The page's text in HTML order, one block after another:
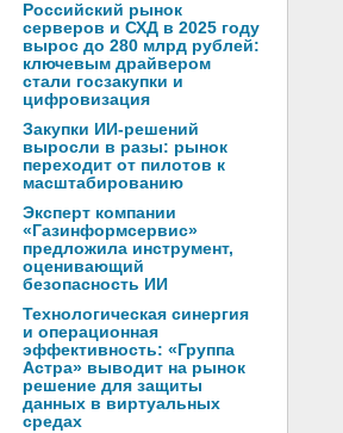
Российский рынок
серверов и СХД в 2025 году
вырос до 280 млрд рублей:
ключевым драйвером
стали госзакупки и
цифровизация
Закупки ИИ-решений
выросли в разы: рынок
переходит от пилотов к
масштабированию
Эксперт компании
«Газинформсервис»
предложила инструмент,
оценивающий
безопасность ИИ
Технологическая синергия
и операционная
эффективность: «Группа
Астра» выводит на рынок
решение для защиты
данных в виртуальных
средах